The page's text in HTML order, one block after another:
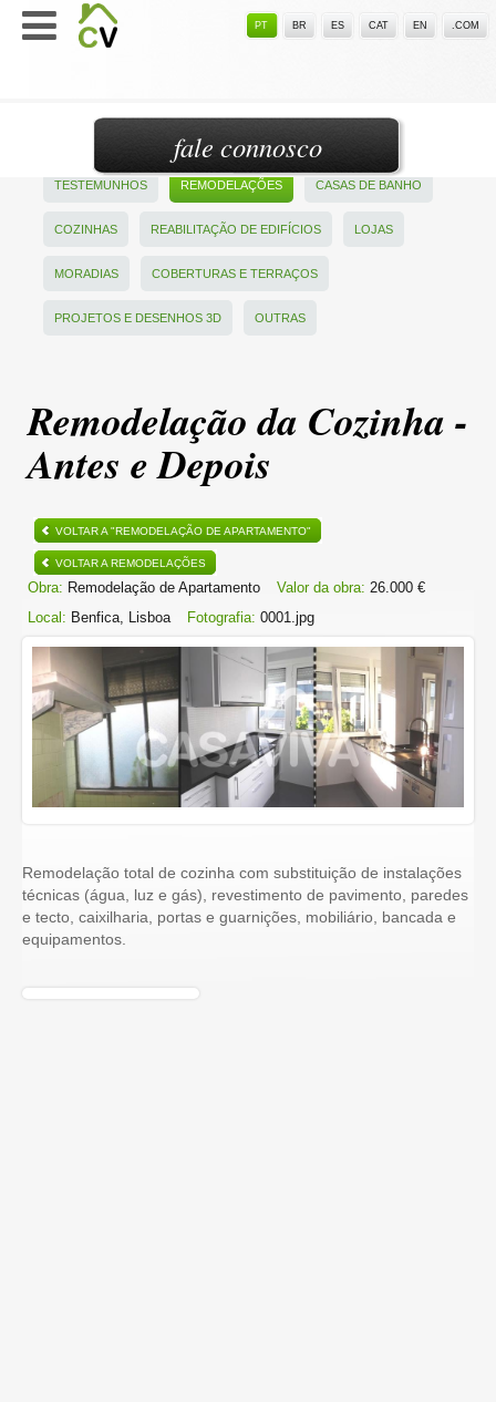
PT BR ES CAT EN .COM
TESTEMUNHOS REMODELAÇÕES CASAS DE BANHO
COZINHAS REABILITAÇÃO DE EDIFÍCIOS LOJAS
MORADIAS COBERTURAS E TERRAÇOS
PROJETOS E DESENHOS 3D OUTRAS
Remodelação da Cozinha -
Antes e Depois
VOLTAR A "REMODELAÇÃO DE APARTAMENTO"
VOLTAR A REMODELAÇÕES
Obra: Remodelação de Apartamento Valor da obra: 26.000 €
Local: Benfica, Lisboa Fotografia: 0001.jpg
Remodelação total de cozinha com substituição de instalações
técnicas (água, luz e gás), revestimento de pavimento, paredes
e tecto, caixilharia, portas e guarnições, mobiliário, bancada e
equipamentos.
fale connosco